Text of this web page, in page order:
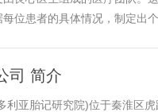
位患者的具体情况，制定出
司 简介
利亚胎记研究院)位于秦淮区